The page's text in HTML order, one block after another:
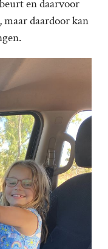
en daarvoor
daardoor kan